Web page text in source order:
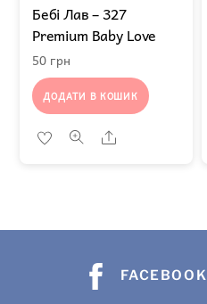
Бебі Лав – 327
Premium Baby Lovе
50 грн
ДОДАТИ В КОШИК
Share
FACEBOOK